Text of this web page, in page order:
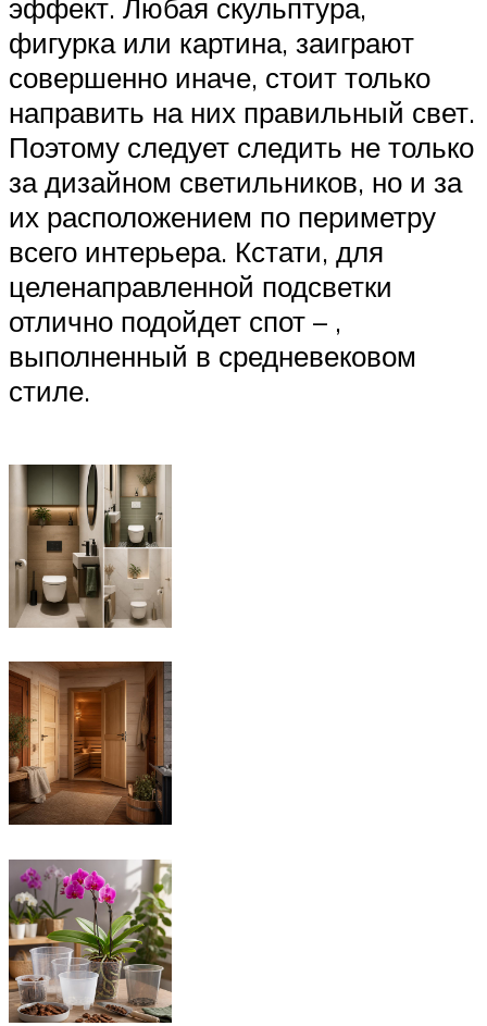
эффект. Любая скульптура,
фигурка или картина, заиграют
совершенно иначе, стоит только
направить на них правильный свет.
Поэтому следует следить не только
за дизайном светильников, но и за
их расположением по периметру
всего интерьера. Кстати, для
целенаправленной подсветки
отлично подойдет спот – ,
выполненный в средневековом
стиле.